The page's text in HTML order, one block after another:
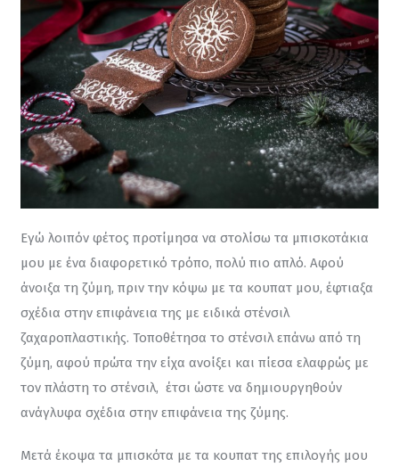
Εγώ λοιπόν φέτος προτίμησα να στολίσω τα μπισκοτάκια
μου με ένα διαφορετικό τρόπο, πολύ πιο απλό. Αφού
άνοιξα τη ζύμη, πριν την κόψω με τα κουπατ μου, έφτιαξα
σχέδια στην επιφάνεια της με ειδικά στένσιλ
ζαχαροπλαστικής. Τοποθέτησα το στένσιλ επάνω από τη
ζύμη, αφού πρώτα την είχα ανοίξει και πίεσα ελαφρώς με
τον πλάστη το στένσιλ,  έτσι ώστε να δημιουργηθούν
ανάγλυφα σχέδια στην επιφάνεια της ζύμης.
Μετά έκοψα τα μπισκότα με τα κουπατ της επιλογής μου